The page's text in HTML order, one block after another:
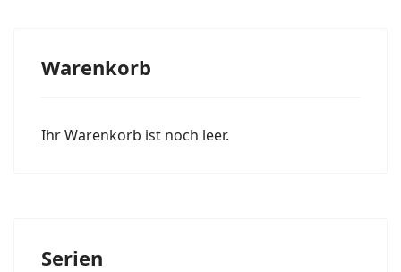
Warenkorb
Ihr Warenkorb ist noch leer.
Serien